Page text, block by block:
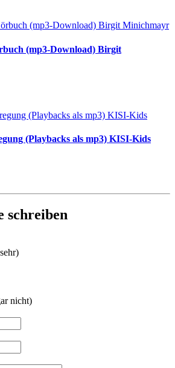
(mp3-Download) Birgit
(Playbacks als mp3) KISI-Kids
schreiben
sehr)
nicht)